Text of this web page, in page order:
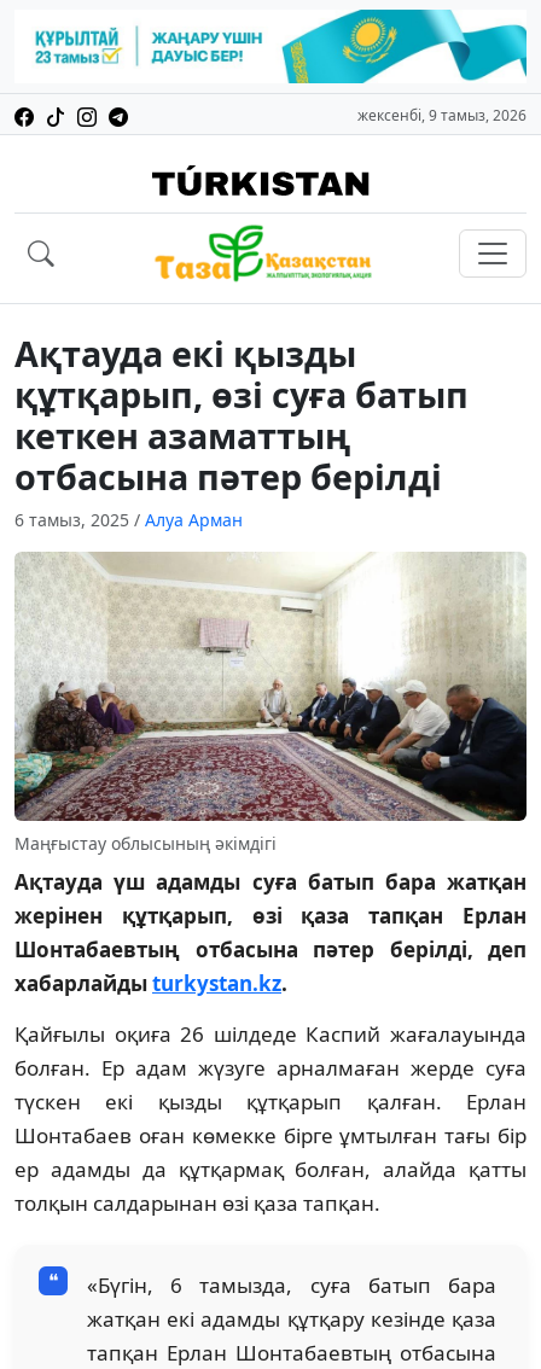
жексенбі, 9 тамыз, 2026
Ақтауда екі қызды
құтқарып, өзі суға батып
кеткен азаматтың
отбасына пәтер берілді
6 тамыз, 2025 / Алуа Арман
Маңғыстау облысының әкімдігі
Ақтауда үш адамды суға батып бара жатқан
жерінен құтқарып, өзі қаза тапқан Ерлан
Шонтабаевтың отбасына пәтер берілді, деп
хабарлайдыturkystan.kz.
Қайғылы оқиға 26 шілдеде Каспий жағалауында
болған. Ер адам жүзуге арналмаған жерде суға
түскен екі қызды құтқарып қалған. Ерлан
Шонтабаев оған көмекке бірге ұмтылған тағы бір
ер адамды да құтқармақ болған, алайда қатты
толқын салдарынан өзі қаза тапқан.
«Бүгін, 6 тамызда, суға батып бара
жатқан екі адамды құтқару кезінде қаза
тапқан Ерлан Шонтабаевтың отбасына